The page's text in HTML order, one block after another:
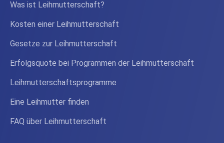
Was ist Leihmutterschaft?
Kosten einer Leihmutterschaft
Gesetze zur Leihmutterschaft
Erfolgsquote bei Programmen der Leihmutterschaft
Leihmutterschaftsprogramme
Eine Leihmutter finden
FAQ über Leihmutterschaft